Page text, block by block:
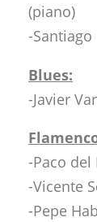
(piano)
-Santiago
Blues:
-Javier
-Paco del
-Vicente
-Pepe